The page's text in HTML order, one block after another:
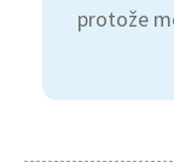
protože